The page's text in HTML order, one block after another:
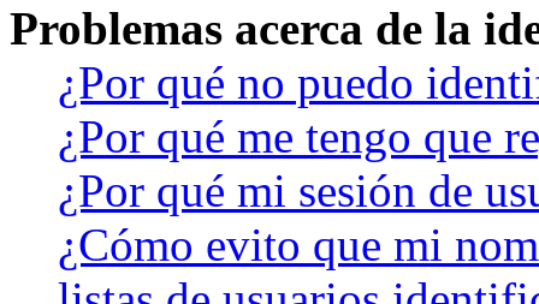
Problemas acerca de la
¿Por qué no puedo
¿Por qué me tengo que
¿Por qué mi sesión de
¿Cómo evito que mi